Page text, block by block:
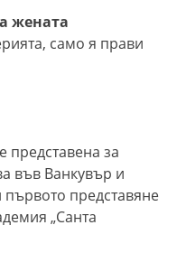
жената
само я прави
представена за
във Ванкувър и
представяне
„Санта